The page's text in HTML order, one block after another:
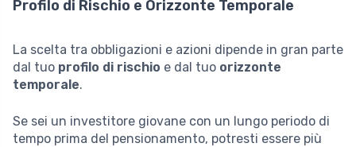
Profilo di Rischio e Orizzonte Temporale
La scelta tra obbligazioni e azioni dipende in gran parte
dal tuo profilo di rischio e dal tuo orizzonte
temporale.
Se sei un investitore giovane con un lungo periodo di
tempo prima del pensionamento, potresti essere più